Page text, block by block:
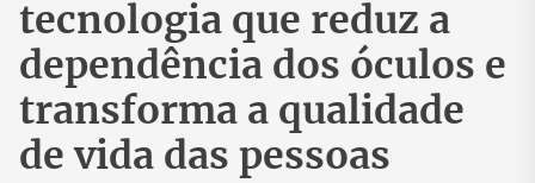
tecnologia que reduz a
dependência dos óculos e
transforma a qualidade
de vida das pessoas